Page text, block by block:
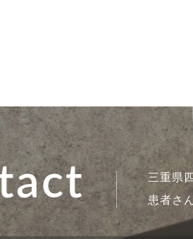
三重県
患者さ